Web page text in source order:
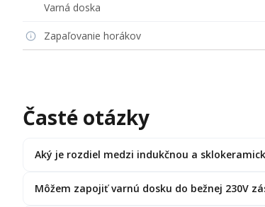
Varná doska
Zapaľovanie horákov
Časté otázky
Aký je rozdiel medzi indukčnou a
Môžem zapojiť varnú dosku do bežnej 230V